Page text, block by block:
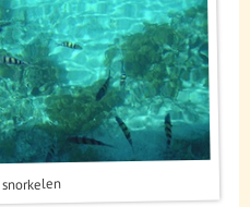
snorkelen